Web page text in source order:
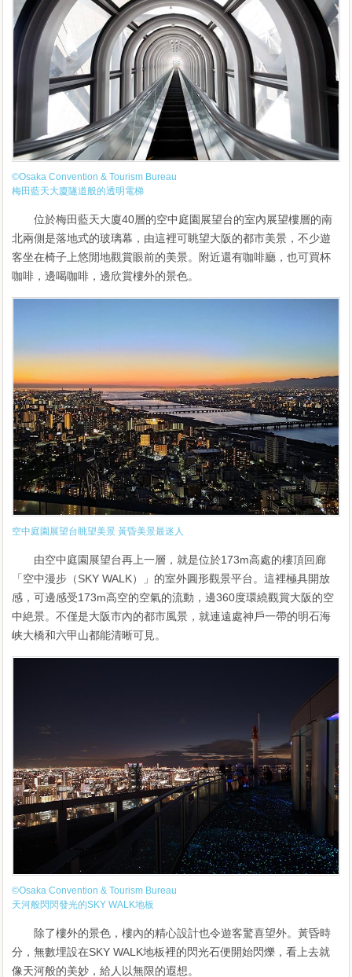
©Osaka Convention & Tourism Bureau
梅田藍天大廈隧道般的透明電梯
位於梅田藍天大廈40層的空中庭園展望台的室內展望樓層的南
北兩側是落地式的玻璃幕，由這裡可眺望大阪的都市美景，不少遊
客坐在椅子上悠閒地觀賞眼前的美景。附近還有咖啡廳，也可買杯
咖啡，邊喝咖啡，邊欣賞樓外的景色。
空中庭園展望台眺望美景 黃昏美景最迷人
由空中庭園展望台再上一層，就是位於173m高處的樓頂回廊
「空中漫步（SKY WALK）」的室外圓形觀景平台。這裡極具開放
感，可邊感受173m高空的空氣的流動，邊360度環繞觀賞大阪的空
中絶景。不僅是大阪市內的都市風景，就連遠處神戶一帶的明石海
峡大橋和六甲山都能清晰可見。
©Osaka Convention & Tourism Bureau
天河般閃閃發光的SKY WALK地板
除了樓外的景色，樓內的精心設計也令遊客驚喜望外。黃昏時
分，無數埋設在SKY WALK地板裡的閃光石便開始閃爍，看上去就
像天河般的美妙，給人以無限的遐想。